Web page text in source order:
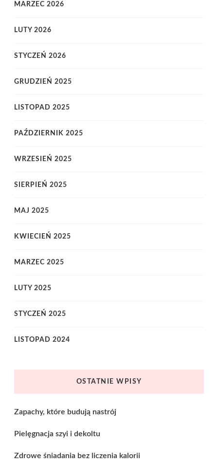
MARZEC 2026
LUTY 2026
STYCZEŃ 2026
GRUDZIEŃ 2025
LISTOPAD 2025
PAŹDZIERNIK 2025
WRZESIEŃ 2025
SIERPIEŃ 2025
MAJ 2025
KWIECIEŃ 2025
MARZEC 2025
LUTY 2025
STYCZEŃ 2025
LISTOPAD 2024
OSTATNIE WPISY
Zapachy, które budują nastrój
Pielęgnacja szyi i dekoltu
Zdrowe śniadania bez liczenia kalorii